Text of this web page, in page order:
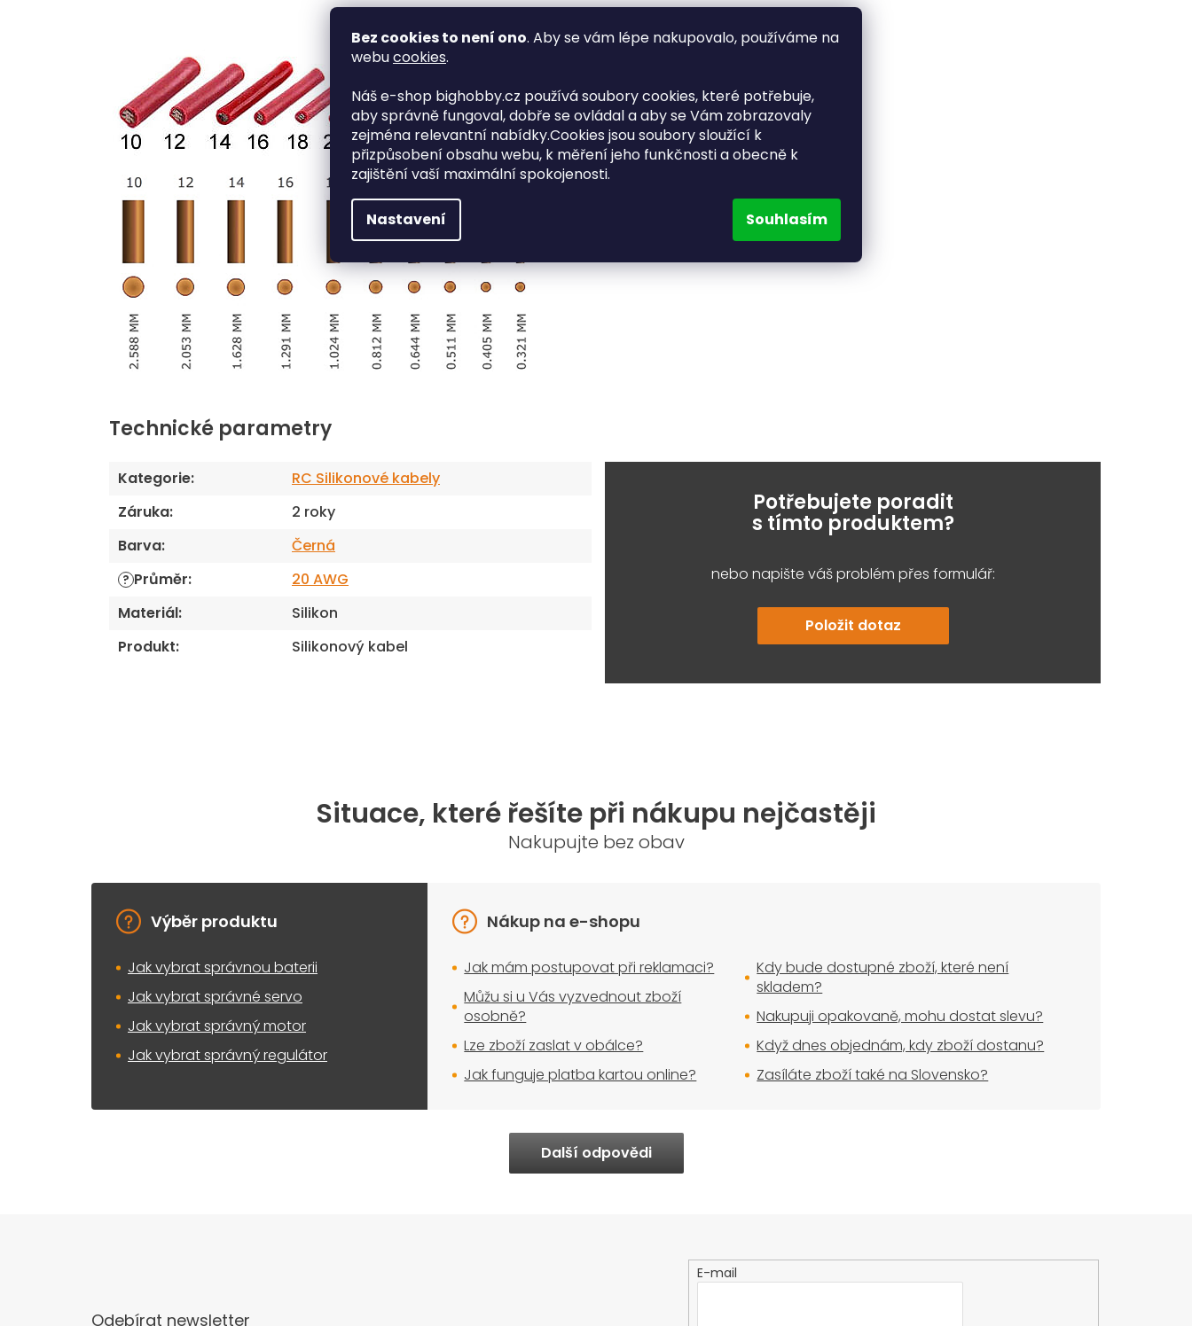
Bez cookies to není ono. Aby se vám lépe nakupovalo, používáme na
webucookies.
Náš e-shop bighobby.cz používá soubory cookies, které potřebuje,
aby správně fungoval, dobře se ovládal a aby se Vám zobrazovaly
zejména relevantní nabídky.Cookies jsou soubory sloužící k
přizpůsobení obsahu webu, k měření jeho funkčnosti a obecně k
zajištění vaší maximální spokojenosti.
Nastavení Souhlasím
Technické parametry
Kategorie:
RC Silikonové kabely
Záruka:
2 roky
Barva: Černá
? Průměr:
20 AWG
Materiál:
Silikon
Produkt: Silikonový kabel
Potřebujete poradit
s tímto produktem?
nebo napište váš problém přes formulář:
Položit dotaz
Situace, které řešíte při nákupu nejčastěji
Nakupujte bez obav
Výběr produktu
Jak vybrat správnou baterii
Jak vybrat správné servo
Jak vybrat správný motor
Jak vybrat správný regulátor
Nákup na e-shopu
Jak mám postupovat při reklamaci?
Můžu si u Vás vyzvednout zboží
osobně?
Lze zboží zaslat v obálce?
Jak funguje platba kartou online?
Kdy bude dostupné zboží, které není
skladem?
Nakupuji opakovaně, mohu dostat slevu?
Když dnes objednám, kdy zboží dostanu?
Zasíláte zboží také na Slovensko?
Další odpovědi
Odebírat newsletter
E-mail